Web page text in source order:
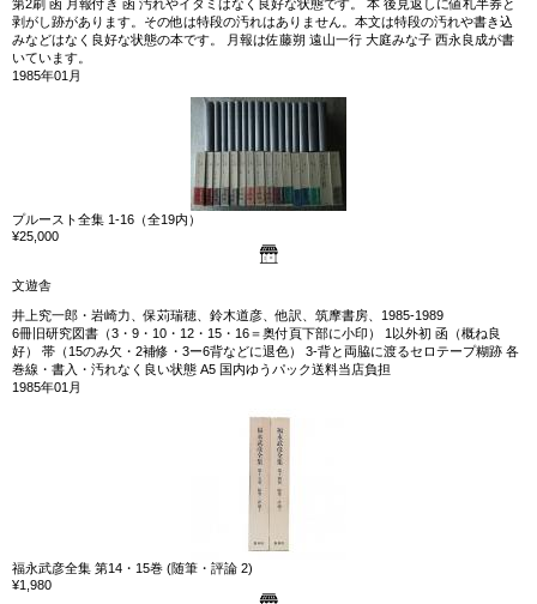
第2刷 函 月報付き 函 汚れやイタミはなく良好な状態です。 本 後見返しに値札半券と
剥がし跡があります。その他は特段の汚れはありません。本文は特段の汚れや書き込
みなどはなく良好な状態の本です。 月報は佐藤朔 遠山一行 大庭みな子 西永良成が書
いています。
1985年01月
プルースト全集 1‐16（全19内）
¥25,000
文遊舎
井上究一郎・岩崎力、保苅瑞穂、鈴木道彦、他訳、筑摩書房、1985‐1989
6冊旧研究図書（3・9・10・12・15・16＝奥付頁下部に小印） 1以外初 函（概ね良
好） 帯（15のみ欠・2補修・3ー6背などに退色） 3‐背と両脇に渡るセロテープ糊跡 各
巻線・書入・汚れなく良い状態 A5 国内ゆうパック送料当店負担
1985年01月
福永武彦全集 第14・15巻 (随筆・評論 2)
¥1,980